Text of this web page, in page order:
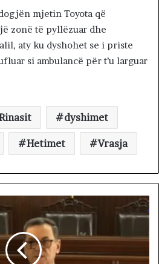
mjetin Toyota që
zonë të pyllëzuar dhe
aty ku dyshohet se i priste
si ambulancë për t’u larguar
dyshimet
Hetimet Vrasja